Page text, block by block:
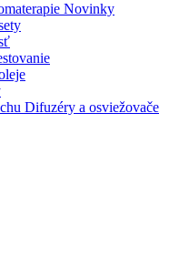
Novinky
Difuzéry a osviežovače